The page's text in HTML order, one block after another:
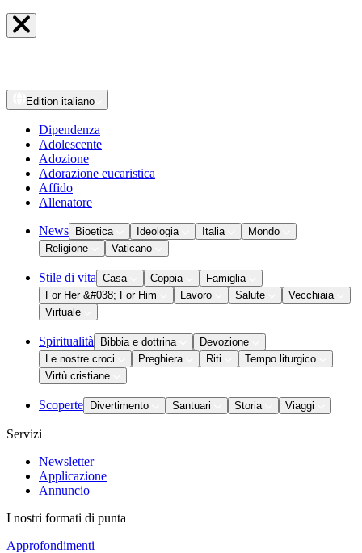
Edition italiano
Dipendenza
Adolescente
Adozione
Adorazione eucaristica
Affido
Allenatore
News Bioetica Ideologia Italia
Mondo
Religione
Vaticano
Stile di vita Casa Coppia
Famiglia
For Her &#038; For Him
Lavoro Salute
Vecchiaia
Virtuale
Spiritualità Bibbia e dottrina
Devozione
Le nostre croci
Preghiera Riti
Tempo liturgico
Virtù cristiane
Scoperte Divertimento Santuari Storia Viaggi
Servizi
Newsletter
Applicazione
Annuncio
I nostri formati di punta
Approfondimenti